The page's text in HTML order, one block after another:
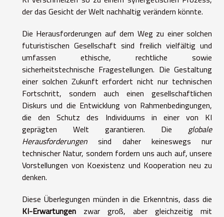
der das Gesicht der Welt nachhaltig verändern könnte.
Die Herausforderungen auf dem Weg zu einer solchen
futuristischen Gesellschaft sind freilich vielfältig und
umfassen ethische, rechtliche sowie
sicherheitstechnische Fragestellungen. Die Gestaltung
einer solchen Zukunft erfordert nicht nur technischen
Fortschritt, sondern auch einen gesellschaftlichen
Diskurs und die Entwicklung von Rahmenbedingungen,
die den Schutz des Individuums in einer von KI
geprägten Welt garantieren. Die globale
Herausforderungen sind daher keineswegs nur
technischer Natur, sondern fordern uns auch auf, unsere
Vorstellungen von Koexistenz und Kooperation neu zu
denken.
Diese Überlegungen münden in die Erkenntnis, dass die
KI-Erwartungen zwar groß, aber gleichzeitig mit